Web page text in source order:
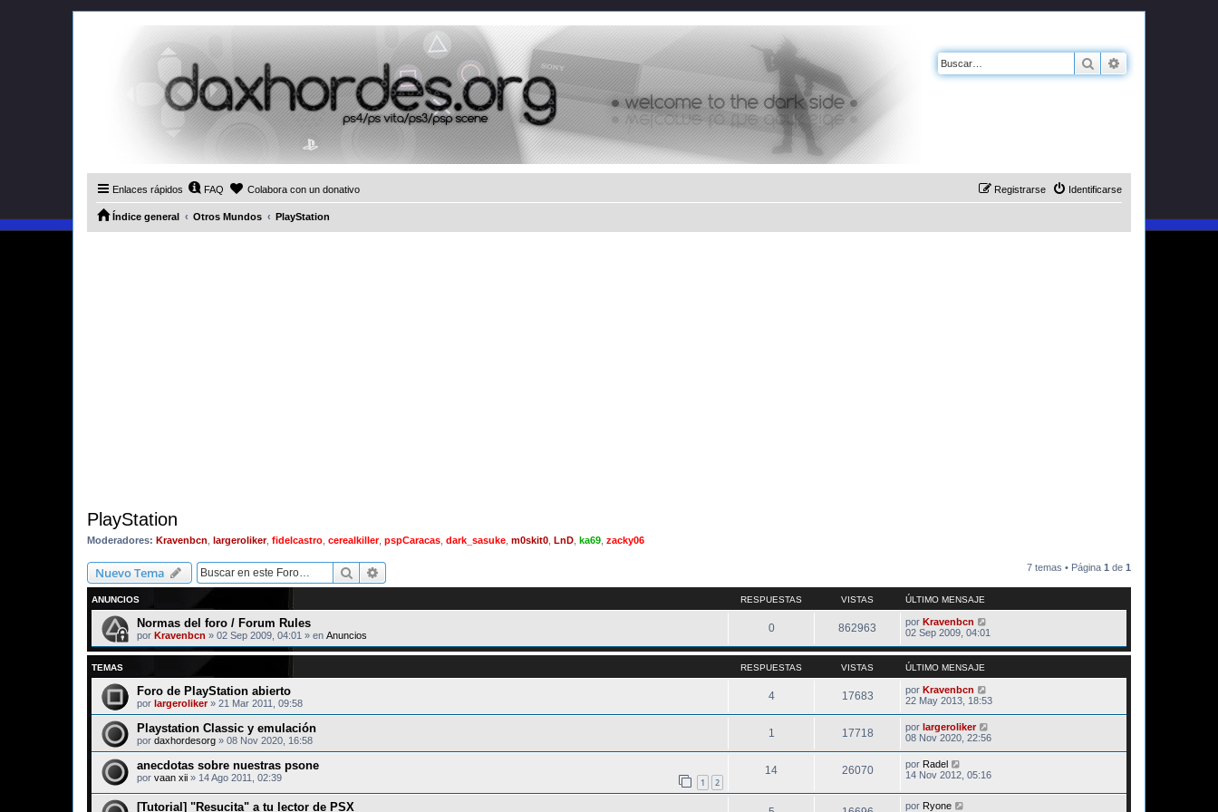
Buscar
Enlaces rápidos FAQ Colabora con un donativo Identificarse
Registrarse
Índice general Otros Mundos PlayStation
PlayStation
Moderadores: Kravenbcn largeroliker, fidelcastro cerealkiller, pspCaracas dark_sasuke m0skit0 LnD ka69 zacky06
Nuevo Tema Buscar 7 temas • Página 1 de 1
ANUNCIOS RESPUESTAS VISTAS ÚLTIMO MENSAJE
Normas del foro / Forum Rules
por Kravenbcn » 02 Sep 2009, 04:01 » en Anuncios
0 862963 por Kravenbcn
02 Sep 2009, 04:01
TEMAS RESPUESTAS VISTAS ÚLTIMO MENSAJE
Foro de PlayStation abierto
por largeroliker» 21 Mar 2011, 09:58
4 17683 por Kravenbcn
22 May 2013, 18:53
Playstation Classic y emulación
por daxhordesorg » 08 Nov 2020, 16:58
1 17718 por largeroliker
08 Nov 2020, 22:56
anecdotas sobre nuestras psone
por vaan xii » 14 Ago 2011, 02:39 1 2
14 26070 por Radel
14 Nov 2012, 05:16
[Tutorial] "Resucita" a tu lector de PSX por Ryone